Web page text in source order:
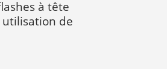
à tête
de